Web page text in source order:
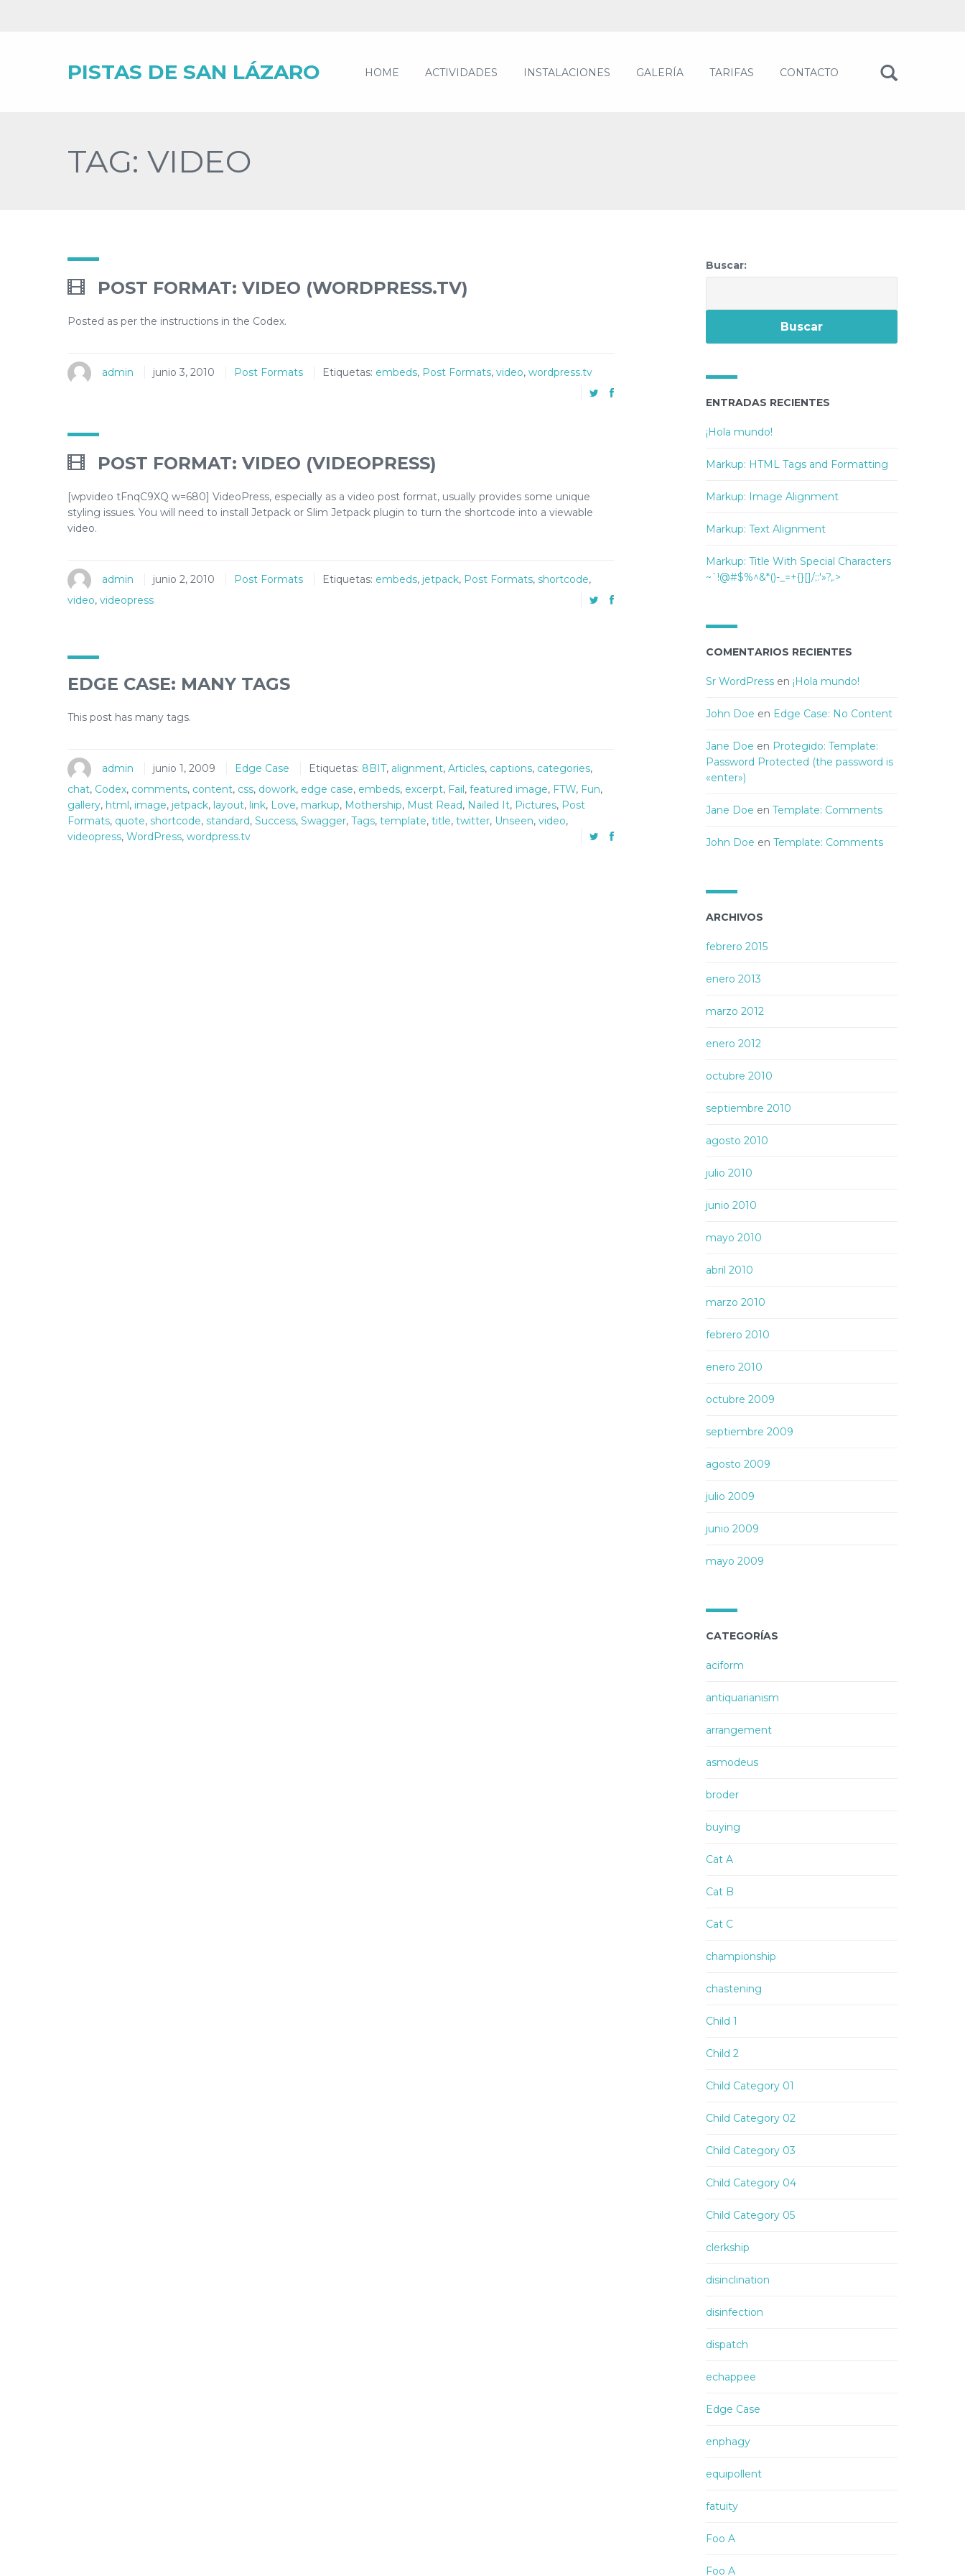
PISTAS DE SAN LÁZARO HOME ACTIVIDADES INSTALACIONES GALERÍA TARIFAS CONTACTO
TAG: VIDEO
POST FORMAT: VIDEO (WORDPRESS.TV)
Posted as per the instructions in the Codex.
admin junio 3, 2010 Post Formats Etiquetas: embeds, Post Formats, video, wordpress.tv
POST FORMAT: VIDEO (VIDEOPRESS)
[wpvideo tFnqC9XQ w=680] VideoPress, especially as a video post format, usually provides some unique
styling issues. You will need to install Jetpack or Slim Jetpack plugin to turn the shortcode into a viewable
video.
admin junio 2, 2010 Post Formats Etiquetas: embeds, jetpack, Post Formats, shortcode,
video, videopress
EDGE CASE: MANY TAGS
This post has many tags.
admin junio 1, 2009 Edge Case Etiquetas: 8BIT, alignment, Articles, captions, categories,
chat, Codex, comments, content, css, dowork, edge case, embeds, excerpt, Fail, featured image, FTW, Fun,
gallery, html, image, jetpack, layout, link, Love, markup, Mothership, Must Read, Nailed It, Pictures, Post
Formats, quote, shortcode, standard, Success, Swagger, Tags, template, title, twitter, Unseen, video,
videopress, WordPress, wordpress.tv
Buscar:
ENTRADAS RECIENTES
¡Hola mundo!
Markup: HTML Tags and Formatting
Markup: Image Alignment
Markup: Text Alignment
Markup: Title With Special Characters
~`!@#$%^&*()-_=+{}[]/;:'»?,.>
COMENTARIOS RECIENTES
Sr WordPress en ¡Hola mundo!
John Doe en Edge Case: No Content
Jane Doe en Protegido: Template:
Password Protected (the password is
«enter»)
Jane Doe enTemplate: Comments
John Doe enTemplate: Comments
ARCHIVOS
febrero 2015
enero 2013
marzo 2012
enero 2012
octubre 2010
septiembre 2010
agosto 2010
julio 2010
junio 2010
mayo 2010
abril 2010
marzo 2010
febrero 2010
enero 2010
octubre 2009
septiembre 2009
agosto 2009
julio 2009
junio 2009
mayo 2009
CATEGORÍAS
aciform
antiquarianism
arrangement
asmodeus
broder
buying
Cat A
Cat B
Cat C
championship
chastening
Child 1
Child 2
Child Category 01
Child Category 02
Child Category 03
Child Category 04
Child Category 05
clerkship
disinclination
disinfection
dispatch
echappee
Edge Case
enphagy
equipollent
fatuity
Foo A
Foo A